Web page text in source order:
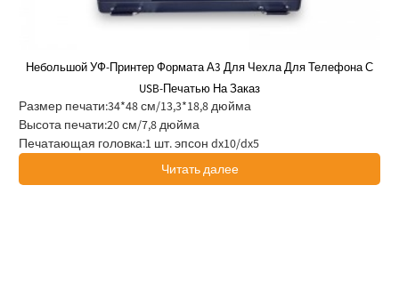
Небольшой УФ-Принтер Формата А3 Для Чехла Для Телефона С
USB-Печатью На Заказ
Размер печати:34*48 см/13,3*18,8 дюйма
Высота печати:20 см/7,8 дюйма
Печатающая головка:1 шт. эпсон dx10/dx5
Читать далее